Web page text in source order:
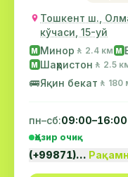
Тошкент ш.,
кўчаси, 15-уй
М Минор 🚶 2.4 км М
М Шаҳристон 🚶 2.5
🚌Яқин бекат 🚶 180
пн–сб:09:00–16:00
Ҳозир очиқ
(+99871)…